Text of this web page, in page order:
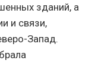
зданий, а
и связи,
Запад.